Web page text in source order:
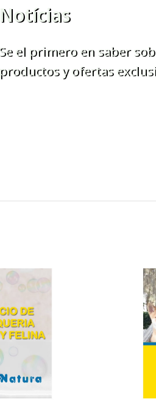
Notícias
Se el primero en saber
productos y ofertas